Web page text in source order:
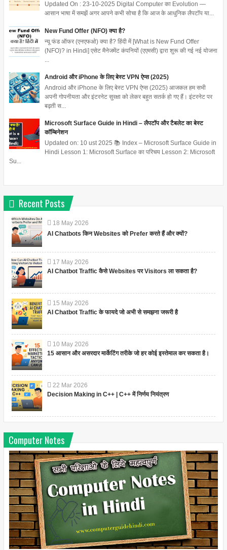
Updated On : 23-10-2025 Digital Computer का Evolution —
आसान भाषा में समझें अगर आपने कभी सोचा है कि आज के आधुनिक लैपटॉप या...
New Fund Offer (NFO) क्या है?
न्यू फंड ऑफर (एनएफओ) क्या है? हिंदी में [What is New Fund Offer
(NFO)? in Hindi] एसेट मैनेजमेंट कंपनियों (एएमसी) द्वारा शुरू की गई नई योजना
Android और iPhone के लिए बेस्ट VPN ऐप्स (2025)
Android और iPhone के लिए बेस्ट VPN ऐप्स (2025) आजकल हम सभी
अपनी गोपनीयता और इंटरनेट सुरक्षा को लेकर बहुत सतर्क हो गए हैं। इंटरनेट पर
बढ़ती स...
Microsoft Surface Guide in Hindi – लैपटॉप और टैबलेट का बेस्ट
कॉम्बिनेशन
Updated on: 10 ust 2025 📚 Index – Microsoft Surface Guide in
Hindi Lesson 1: Microsoft Surface का परिचय Lesson 2: Microsoft
Su...
Recent Posts
18 May 2026
AI Chatbots किन Websites को Prefer करते हैं और क्यों?
17 May 2026
AI Chatbot Traffic कैसे Websites पर Visitors ला सकता है?
15 May 2026
AI Chatbot Traffic के फायदे जो अभी से समझना जरूरी है
10 May 2026
15 आसान और असरदार मार्केटिंग तरीके जो हर कोई इस्तेमाल कर सकता है।
22 Mar 2026
Decision Making in C++ | C++ में निर्णय नियंत्रण
Computer Notes